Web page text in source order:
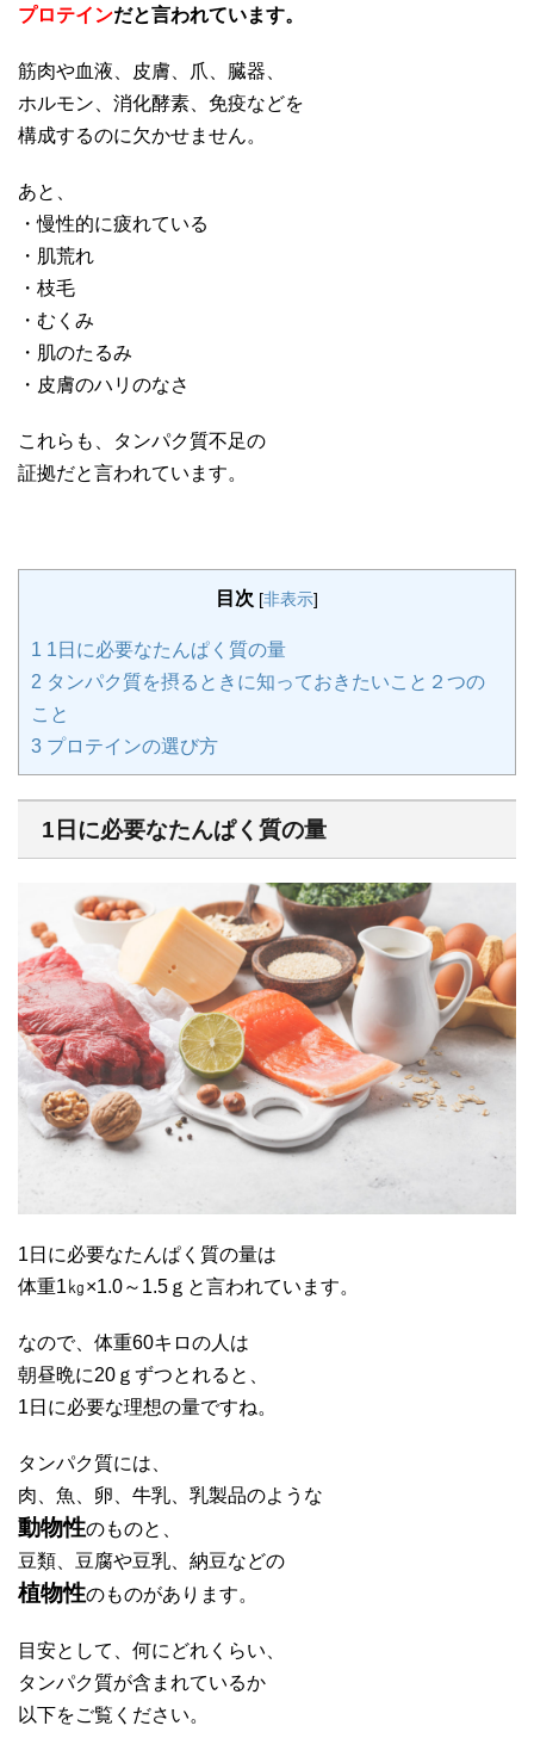
プロテインだと言われています。
筋肉や血液、皮膚、爪、臓器、
ホルモン、消化酵素、免疫などを
構成するのに欠かせません。
あと、
・慢性的に疲れている
・肌荒れ
・枝毛
・むくみ
・肌のたるみ
・皮膚のハリのなさ
これらも、タンパク質不足の
証拠だと言われています。
目次 [非表示]
1 1日に必要なたんぱく質の量
2 タンパク質を摂るときに知っておきたいこと２つの
こと
3 プロテインの選び方
1日に必要なたんぱく質の量
1日に必要なたんぱく質の量は
体重1㎏×1.0～1.5ｇと言われています。
なので、体重60キロの人は
朝昼晩に20ｇずつとれると、
1日に必要な理想の量ですね。
タンパク質には、
肉、魚、卵、牛乳、乳製品のような
動物性のものと、
豆類、豆腐や豆乳、納豆などの
植物性のものがあります。
目安として、何にどれくらい、
タンパク質が含まれているか
以下をご覧ください。